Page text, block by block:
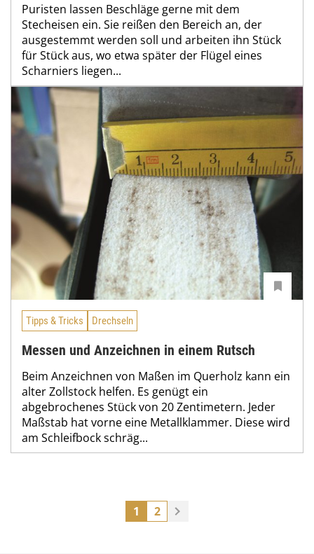
Puristen lassen Beschläge gerne mit dem
Stecheisen ein. Sie reißen den Bereich an, der
ausgestemmt werden soll und arbeiten ihn Stück
für Stück aus, wo etwa später der Flügel eines
Scharniers liegen...
Tipps & Tricks Drechseln
Messen und Anzeichnen in einem Rutsch
Beim Anzeichnen von Maßen im Querholz kann ein
alter Zollstock helfen. Es genügt ein
abgebrochenes Stück von 20 Zentimetern. Jeder
Maßstab hat vorne eine Metallklammer. Diese wird
am Schleifbock schräg...
1 2